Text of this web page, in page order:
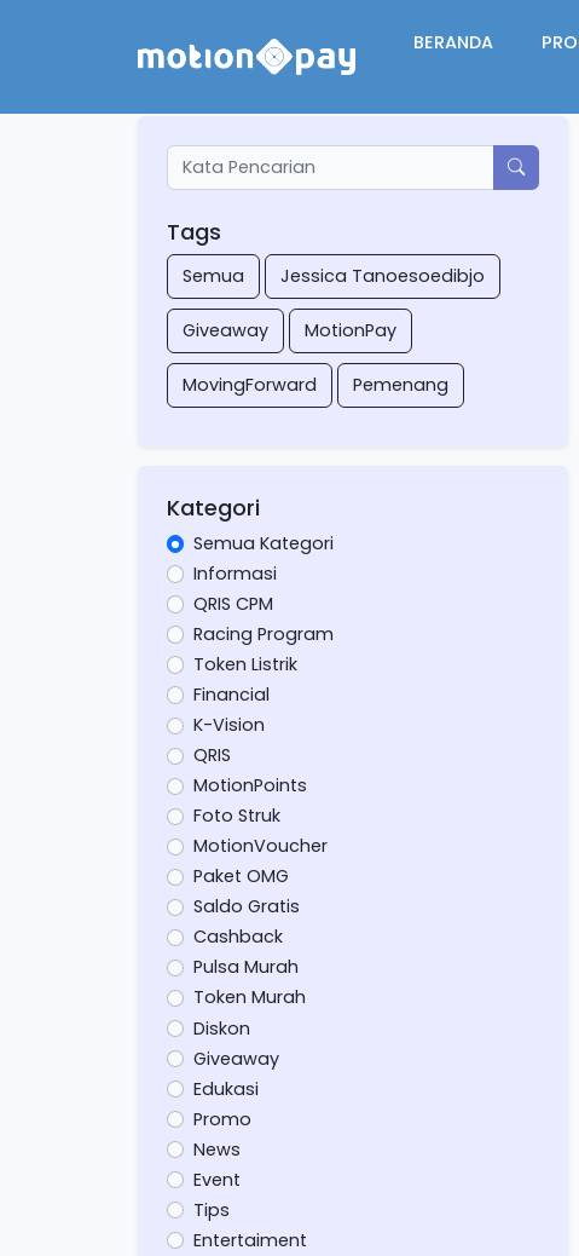
BERANDA
Tags
Semua Jessica Tanoesoedibjo
Giveaway MotionPay
MovingForward Pemenang
Kategori
Semua Kategori
Informasi
QRIS CPM
Racing Program
Token Listrik
Financial
K-Vision
QRIS
MotionPoints
Foto Struk
MotionVoucher
Paket OMG
Saldo Gratis
Cashback
Pulsa Murah
Token Murah
Diskon
Giveaway
Edukasi
Promo
News
Event
Tips
Entertaiment